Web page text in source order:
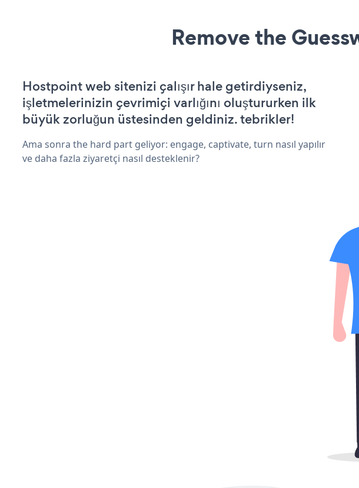
Remove the
Hostpoint web sitenizi çalışır hale getirdiyseniz,
işletmelerinizin çevrimiçi varlığını oluştururken ilk
büyük zorluğun üstesinden geldiniz. tebrikler!
Ama sonra the hard part geliyor: engage, captivate, turn nasıl yapılır
ve daha fazla ziyaretçi nasıl desteklenir?